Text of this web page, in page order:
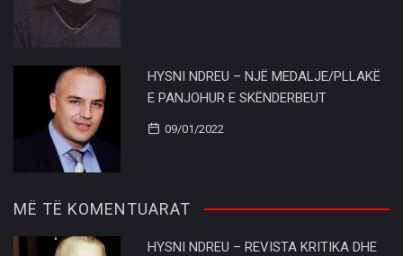
HYSNI NDREU – NJË MEDALJE/PLLAKË
E PANJOHUR E SKËNDERBEUT
09/01/2022
MË TË KOMENTUARAT
HYSNI NDREU – REVISTA KRITIKA DHE